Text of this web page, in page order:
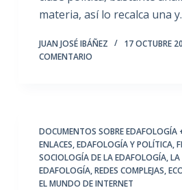
materia, así lo recalca una
JUAN JOSÉ IBÁÑEZ 17 OCTUBRE
COMENTARIO
DOCUMENTOS SOBRE EDAFOLOGÍA
ENLACES,EDAFOLOGÍA Y POLÍTICA,
SOCIOLOGÍA DE LA EDAFOLOGÍA,LA
EDAFOLOGÍA,REDES COMPLEJAS,
EL MUNDO DE INTERNET